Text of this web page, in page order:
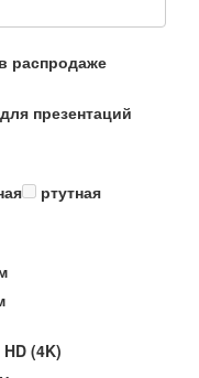
распродаже
для презентаций
ртутная
(4K)